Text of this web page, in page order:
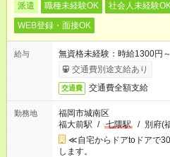
派遣 職種未経験OK 社会人未経験
WEB登録・面接OK
給与
無資格未経験：時給1300
交通費別途支給あり
交通費 交通費全額支給
勤務地
福岡市城南区
福大前駅 / 七隈駅 / 別府(
≪自宅からドアtoドアで
します。